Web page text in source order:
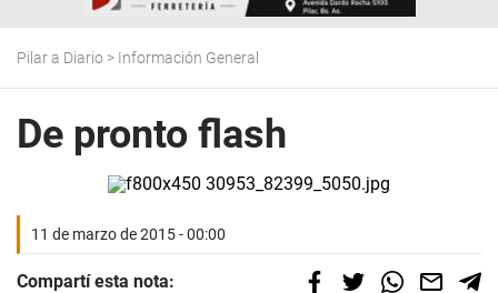
Pilar a Diario > Información General
De pronto flash
11 de marzo de 2015 - 00:00
Compartí esta nota: